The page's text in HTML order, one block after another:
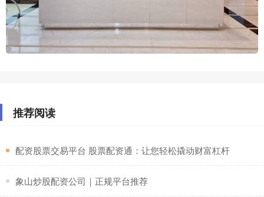
推荐阅读
​配资股票交易平台 股票配资通：让您轻松撬动财富杠杆
​象山炒股配资公司｜正规平台推荐